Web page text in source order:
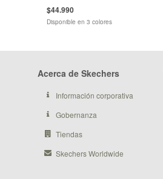
$44.990
Disponible en 3 colores
Acerca de Skechers
Información corporativa
Gobernanza
Tiendas
Skechers Worldwide